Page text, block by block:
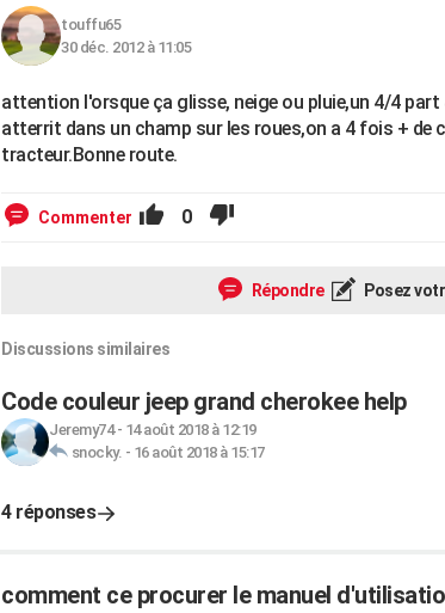
touffu65
30 déc. 2012 à 11:05
attention l'orsque ça glisse, neige ou pluie,un 4/4
atterrit dans un champ sur les roues,on a 4 fois + de
tracteur.Bonne route.
Commenter 0
Répondre Posez
Discussions similaires
Code couleur jeep grand cherokee help
Jeremy74- 14 août 2018 à 12:19
snocky. - 16 août 2018 à 15:17
4 réponses
comment ce procurer le manuel